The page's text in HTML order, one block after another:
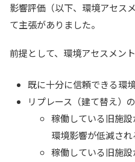
影響評価（以下、環境アセス
て主張がありました。
前提として、環境アセスメン
既に十分に信頼できる環
リプレース（建て替え）
稼働している旧施設
環境影響が低減され
稼働している旧施